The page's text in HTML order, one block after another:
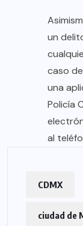
un
caso
una
Policía
al
CDMX
ciudad de